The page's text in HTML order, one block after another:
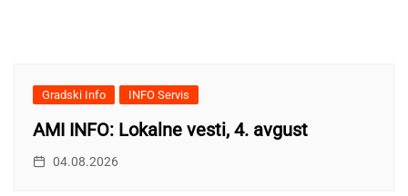
Gradski Info INFO Servis
AMI INFO: Lokalne vesti, 4. avgust
04.08.2026